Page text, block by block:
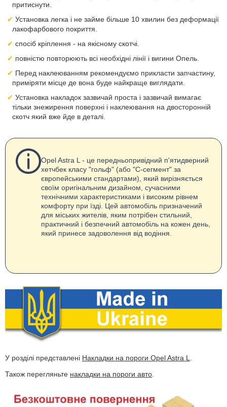
притиснути.
Установка легка і не займе більше 10 хвилин без деформації
лакофарбового покриття.
спосіб кріплення - на якісному скотчі.
повністю повторюють всі необхідні лінії і вигини Опель.
Перед наклеюванням рекомендуємо прикласти запчастину,
приміряти місце де вона буде найкраще виглядати.
Установка накладок зазвичай проста і зазвичай вимагає
тільки знежирення поверхні і наклеювання на двосторонній
скотч який вже йде в деталі.
Opel Astra L - це передньопривідний п'ятидверний
хетчбек класу "гольф" (або "C-сегмент" за
європейськими стандартами), який вирізняється
своїм оригінальним дизайном, сучасними
технічними характеристиками і високим рівнем
комфорту при їзді. Цей автомобіль призначений
для міських жителів, яким потрібен стильний,
практичний і безпечний автомобіль на кожен день,
який принесе задоволення від водіння.
У розділі представлені Накладки на пороги Opel Astra L.
Також перегляньте накладки на пороги авто.